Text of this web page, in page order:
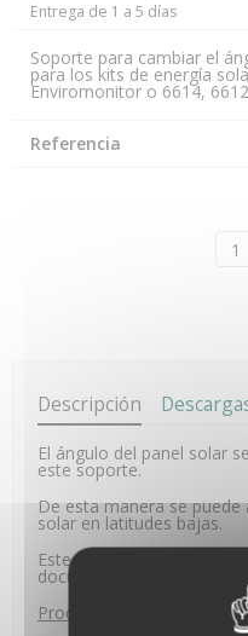
Entrega de 1 a 5 días
Soporte para cambiar el
para los kits de energía
Enviromonitor o 6614,
Referencia
Descripción
El ángulo del panel solar
este soporte.
De esta manera se
solar en latitudes bajas.
Este producto incluye
documentación).
Producto destinado a ser